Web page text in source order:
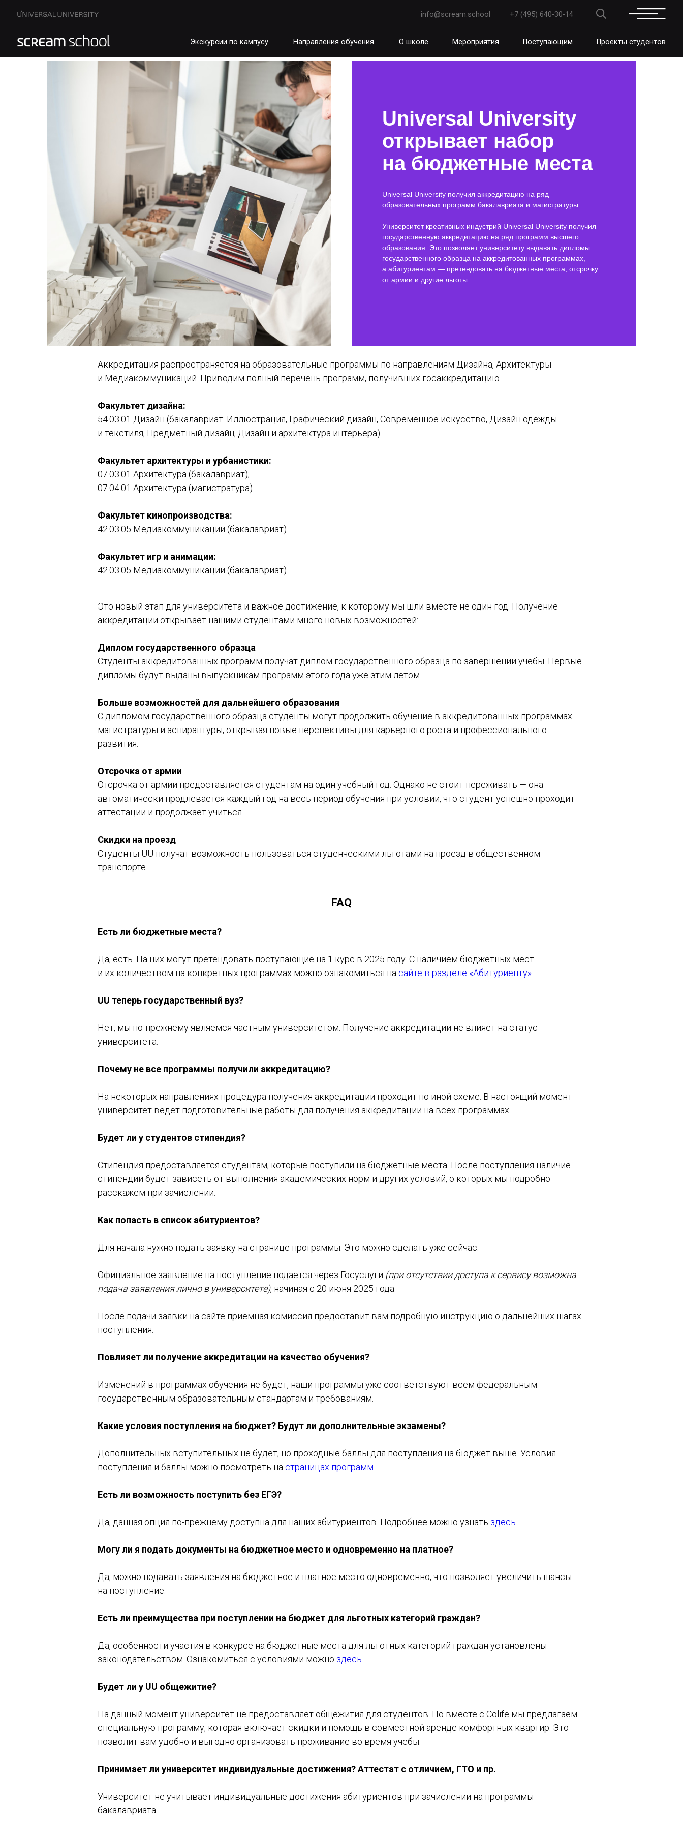
info@scream.school
Экскурсии по кампусу Направления обучения
+7 (495) 640-30-14
Universal University
открывает набор
на бюджетные места
Universal University получил аккредитацию на ряд
образовательных программ бакалавриата и магистратуры
Университет креативных индустрий Universal University получил
государственную аккредитацию на ряд программ высшего
образования. Это позволяет университету выдавать дипломы
государственного образца на аккредитованных программах,
а абитуриентам — претендовать на бюджетные места, отсрочку
от армии и другие льготы.
Аккредитация распространяется на образовательные программы по направлениям Дизайна, Архитектуры
и Медиакоммуникаций. Приводим полный перечень программ, получивших госаккредитацию.
Факультет дизайна:
54.03.01 Дизайн (бакалавриат: Иллюстрация, Графический дизайн, Современное искусство, Дизайн одежды
и текстиля, Предметный дизайн, Дизайн и архитектура интерьера).
Факультет архитектуры и урбанистики:
07.03.01 Архитектура (бакалавриат);
07.04.01 Архитектура (магистратура).
Факультет кинопроизводства:
42.03.05 Медиакоммуникации (бакалавриат).
Факультет игр и анимации:
42.03.05 Медиакоммуникации (бакалавриат).
Это новый этап для университета и важное достижение, к которому мы шли вместе не один год. Получение
аккредитации открывает нашими студентами много новых возможностей:
Диплом государственного образца
Студенты аккредитованных программ получат диплом государственного образца по завершении учебы. Первые
дипломы будут выданы выпускникам программ этого года уже этим летом.
Больше возможностей для дальнейшего образования
С дипломом государственного образца студенты могут продолжить обучение в аккредитованных программах
магистратуры и аспирантуры, открывая новые перспективы для карьерного роста и профессионального
развития.
Отсрочка от армии
Отсрочка от армии предоставляется студентам на один учебный год. Однако не стоит переживать — она
автоматически продлевается каждый год на весь период обучения при условии, что студент успешно проходит
аттестации и продолжает учиться.
Скидки на проезд
Студенты UU получат возможность пользоваться студенческими льготами на проезд в общественном
транспорте.
FAQ
Есть ли бюджетные места?
Да, есть. На них могут претендовать поступающие на 1 курс в 2025 году. С наличием бюджетных мест
и их количеством на конкретных программах можно ознакомиться на сайте в разделе «Абитуриенту»
UU теперь государственный вуз?
Нет, мы по-прежнему являемся частным университетом. Получение аккредитации не влияет на статус
университета.
Почему не все программы получили аккредитацию?
На некоторых направлениях процедура получения аккредитации проходит по иной схеме. В настоящий момент
университет ведет подготовительные работы для получения аккредитации на всех программах.
Будет ли у студентов стипендия?
Стипендия предоставляется студентам, которые поступили на бюджетные места. После поступления наличие
стипендии будет зависеть от выполнения академических норм и других условий, о которых мы подробно
расскажем при зачислении.
Как попасть в список абитуриентов?
Для начала нужно подать заявку на странице программы. Это можно сделать уже сейчас.
Официальное заявление на поступление подается через Госуслуги (при отсутствии доступа к сервису возможна
подача заявления лично в университете), начиная с 20 июня 2025 года.
После подачи заявки на сайте приемная комиссия предоставит вам подробную инструкцию о дальнейших шагах
поступления.
Повлияет ли получение аккредитации на качество обучения?
Изменений в программах обучения не будет, наши программы уже соответствуют всем федеральным
государственным образовательным стандартам и требованиям.
Какие условия поступления на бюджет? Будут ли дополнительные экзамены?
Дополнительных вступительных не будет, но проходные баллы для поступления на бюджет выше. Условия
поступления и баллы можно посмотреть на страницах программ
Есть ли возможность поступить без ЕГЭ?
Да, данная опция по-прежнему доступна для наших абитуриентов. Подробнее можно узнать здесь
Могу ли я подать документы на бюджетное место и одновременно на платное?
Да, можно подавать заявления на бюджетное и платное место одновременно, что позволяет увеличить шансы
на поступление.
Есть ли преимущества при поступлении на бюджет для льготных категорий граждан?
Да, особенности участия в конкурсе на бюджетные места для льготных категорий граждан установлены
законодательством. Ознакомиться с условиями можно здесь
Будет ли у UU общежитие?
На данный момент университет не предоставляет общежития для студентов. Но вместе с Colife мы предлагаем
специальную программу, которая включает скидки и помощь в совместной аренде комфортных квартир. Это
позволит вам удобно и выгодно организовать проживание во время учебы.
Принимает ли университет индивидуальные достижения? Аттестат с отличием, ГТО и пр.
Университет не учитывает индивидуальные достижения абитуриентов при зачислении на программы
бакалавриата.
105120, Москва, ул. Нижняя
Сыромятническая, 10, стр. 4, вход 4а
+7 (495) 640-30-14
О школе
Программы
Работы студентов
Сотрудничество
Политика конфиденциальности
Лицензия